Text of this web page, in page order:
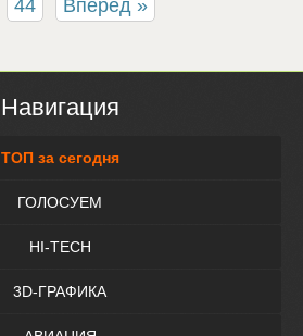
44 Вперёд »
Навигация
ТОП за сегодня
ГОЛОСУЕМ
HI-TECH
3D-ГРАФИКА